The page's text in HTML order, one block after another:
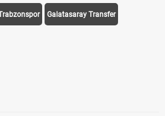
Galatasaray Transfer